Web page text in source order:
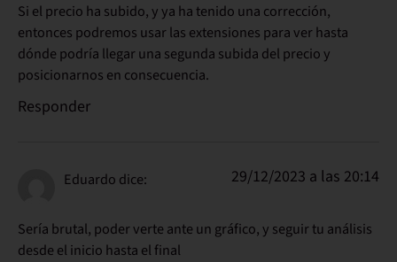
Si el precio ha subido, y ya ha tenido una corrección,
entonces podremos usar las extensiones para ver hasta
dónde podría llegar una segunda subida del precio y
posicionarnos en consecuencia.
Responder
Eduardo dice: 29/12/2023 a las 20:14
Sería brutal, poder verte ante un gráfico, y seguir tu análisis
desde el inicio hasta el final